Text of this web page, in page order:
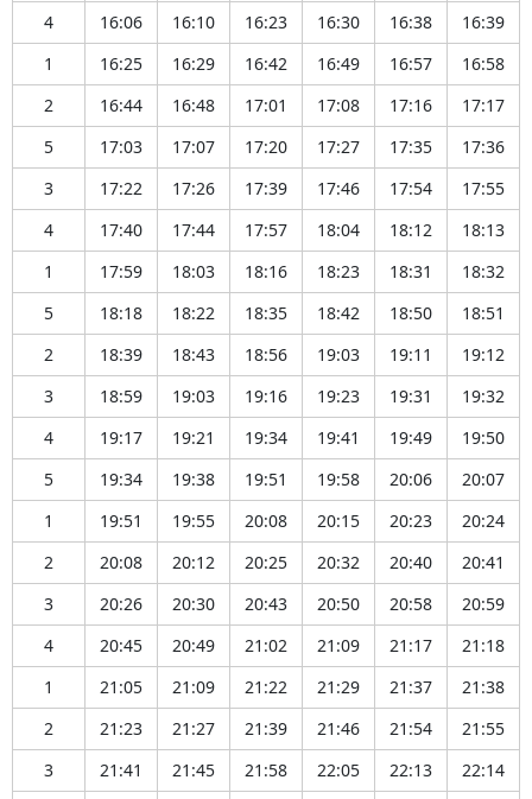
4 16:06 16:10 16:23 16:30 16:38
16:39
1
16:25 16:29 16:42 16:49 16:57
16:58
2
16:44 16:48 17:01 17:08 17:16
17:17
5
17:03 17:07 17:20 17:27 17:35
17:36
3
17:22 17:26 17:39 17:46 17:54
17:55
4
17:40 17:44 17:57 18:04 18:12
18:13
1
17:59 18:03 18:16 18:23 18:31
18:32
5
18:18 18:22 18:35 18:42 18:50
18:51
2
18:39 18:43 18:56 19:03 19:11
19:12
3
18:59 19:03 19:16 19:23 19:31
19:32
4
19:17 19:21 19:34 19:41 19:49
19:50
5
19:34 19:38 19:51 19:58 20:06
20:07
1
19:51 19:55 20:08 20:15 20:23
20:24
2
20:08 20:12 20:25 20:32 20:40
20:41
3
20:26 20:30 20:43 20:50 20:58
20:59
4
20:45 20:49 21:02 21:09 21:17
21:18
1
21:05 21:09 21:22 21:29 21:37
21:38
2
21:23 21:27 21:39 21:46 21:54
21:55
3
21:41 21:45 21:58 22:05 22:13
22:14